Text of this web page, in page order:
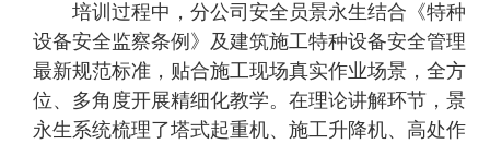
培训过程中，分公司安全员景永生结合《特种
设备安全监察条例》及建筑施工特种设备安全管理
最新规范标准，贴合施工现场真实作业场景，全方
位、多角度开展精细化教学。在理论讲解环节，景
永生系统梳理了塔式起重机、施工升降机、高处作